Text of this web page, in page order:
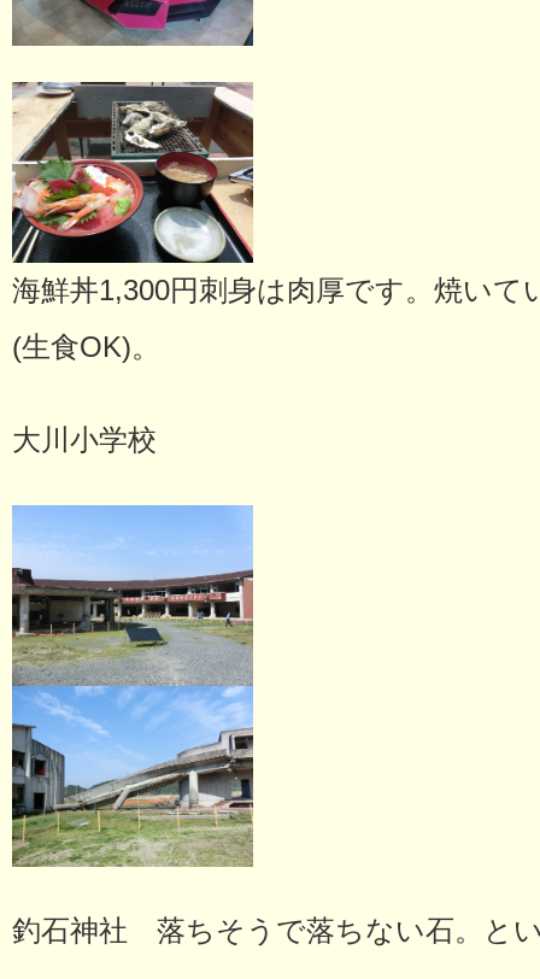
海鮮丼1,300円刺身は肉厚です。焼いて
(生食OK)。
大川小学校
釣石神社 落ちそうで落ちない石。と